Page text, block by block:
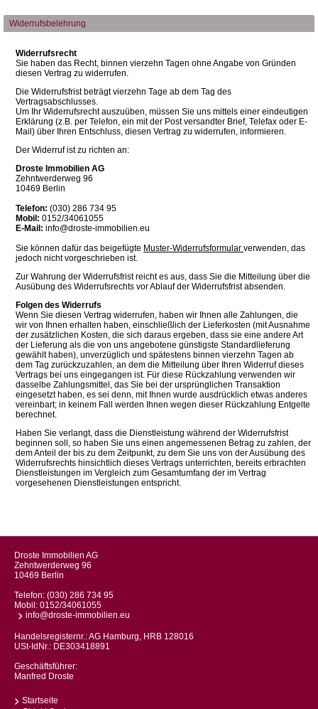
Widerrufsbelehrung
Widerrufsrecht
Sie haben das Recht, binnen vierzehn Tagen ohne Angabe von Gründen
diesen Vertrag zu widerrufen.
Die Widerrufsfrist beträgt vierzehn Tage ab dem Tag des
Vertragsabschlusses.
Um Ihr Widerrufsrecht auszuüben, müssen Sie uns mittels einer eindeutigen
Erklärung (z.B. per Telefon, ein mit der Post versandter Brief, Telefax oder E-
Mail) über Ihren Entschluss, diesen Vertrag zu widerrufen, informieren.
Der Widerruf ist zu richten an:
Droste Immobilien AG
Zehntwerderweg 96
10469 Berlin
Telefon: (030) 286 734 95
Mobil: 0152/34061055
E-Mail: info@droste-immobilien.eu
Sie können dafür das beigefügte Muster-Widerrufsformular verwenden, das
jedoch nicht vorgeschrieben ist.
Zur Wahrung der Widerrufsfrist reicht es aus, dass Sie die Mitteilung über die
Ausübung des Widerrufsrechts vor Ablauf der Widerrufsfrist absenden.
Folgen des Widerrufs
Wenn Sie diesen Vertrag widerrufen, haben wir Ihnen alle Zahlungen, die
wir von Ihnen erhalten haben, einschließlich der Lieferkosten (mit Ausnahme
der zusätzlichen Kosten, die sich daraus ergeben, dass sie eine andere Art
der Lieferung als die von uns angebotene günstigste Standardlieferung
gewählt haben), unverzüglich und spätestens binnen vierzehn Tagen ab
dem Tag zurückzuzahlen, an dem die Mitteilung über Ihren Widerruf dieses
Vertrags bei uns eingegangen ist. Für diese Rückzahlung verwenden wir
dasselbe Zahlungsmittel, das Sie bei der ursprünglichen Transaktion
eingesetzt haben, es sei denn, mit Ihnen wurde ausdrücklich etwas anderes
vereinbart; in keinem Fall werden Ihnen wegen dieser Rückzahlung Entgelte
berechnet.
Haben Sie verlangt, dass die Dienstleistung während der Widerrufsfrist
beginnen soll, so haben Sie uns einen angemessenen Betrag zu zahlen, der
dem Anteil der bis zu dem Zeitpunkt, zu dem Sie uns von der Ausübung des
Widerrufsrechts hinsichtlich dieses Vertrags unterrichten, bereits erbrachten
Dienstleistungen im Vergleich zum Gesamtumfang der im Vertrag
vorgesehenen Dienstleistungen entspricht.
Droste Immobilien AG
Zehntwerderweg 96
10469 Berlin
Telefon: (030) 286 734 95
Mobil: 0152/34061055
info@droste-immobilien.eu
Handelsregisternr.: AG Hamburg, HRB 128016
USt-IdNr.: DE303418891
Geschäftsführer:
Manfred Droste
Startseite